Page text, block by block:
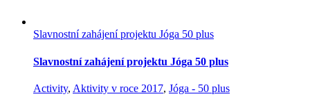
Slavnostní zahájení projektu Jóga 50 plus
Slavnostní zahájení projektu Jóga 50 plus
Activity, Aktivity v roce 2017, Jóga - 50 plus